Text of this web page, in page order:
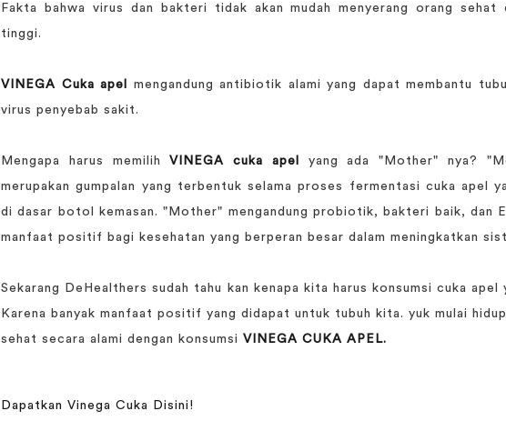
Fakta bahwa virus dan bakteri tidak akan mudah menyerang orang sehat
tinggi.
VINEGA Cuka apel
mengandung antibiotik alami yang dapat membantu
virus penyebab sakit.
Mengapa harus memilihVINEGA cuka apel
yang ada "Mother" nya?
merupakan gumpalan yang terbentuk selama proses fermentasi cuka apel
di dasar botol kemasan. "Mother" mengandung probiotik, bakteri baik, dan
manfaat positif bagi kesehatan yang berperan besar dalam meningkatkan
Sekarang DeHealthers sudah tahu kan kenapa kita harus konsumsi cuka
Karena banyak manfaat positif yang didapat untuk tubuh kita. yuk mulai
sehat secara alami dengan konsumsi VINEGA CUKA APEL.
Dapatkan Vinega Cuka Disini!